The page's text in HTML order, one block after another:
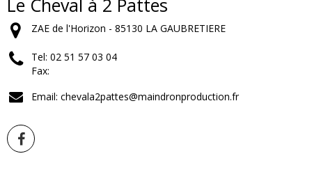
Le Cheval à 2 Pattes
ZAE de l'Horizon - 85130 LA GAUBRETIERE
Tel: 02 51 57 03 04
Fax:
Email: chevala2pattes@maindronproduction.fr